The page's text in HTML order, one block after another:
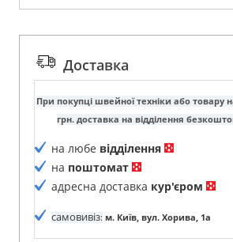
Доставка
При покупці швейної техніки або товару
грн. доставка на відділення
на любе відділення
на поштомат
адресна доставка кур'єром
самовивіз: м. Київ, вул. Хорива, 1а